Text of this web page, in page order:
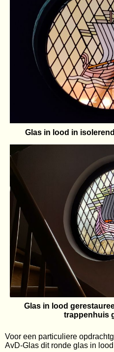
Glas in lood in
Glas in lood
trappenhuis
Voor een particuliere
AvD-Glas dit ronde glas in